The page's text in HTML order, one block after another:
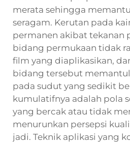
merata sehingga
seragam. Kerutan pada
permanen akibat tekanan
bidang permukaan tidak
film yang diaplikasikan,
bidang tersebut
pada sudut yang sedikit
kumulatifnya adalah pola
yang bercak atau tidak
menurunkan persepsi
jadi. Teknik aplikasi yang